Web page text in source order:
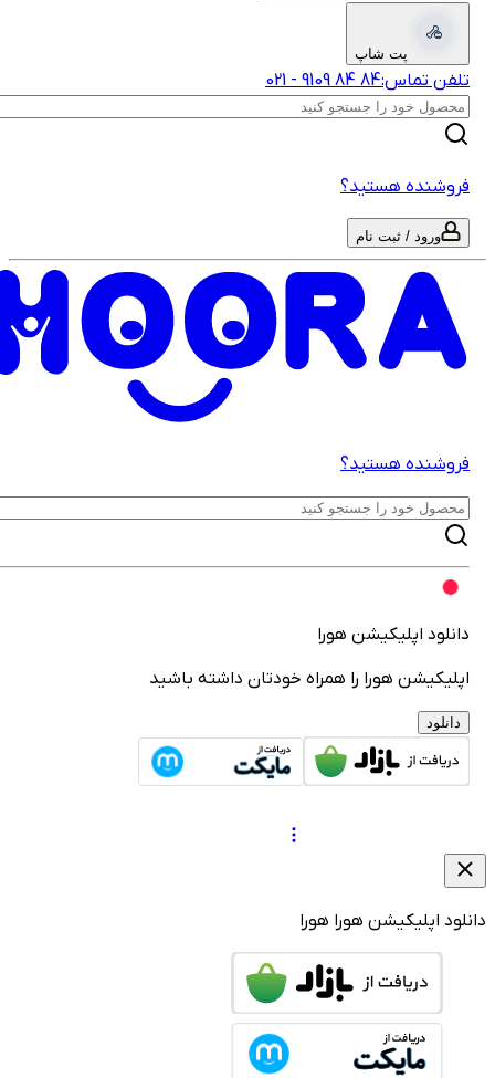
پت شاپ
تماس: 021-‎9109‎ ‎84‎ ‎84‎
هستید؟
ورود / ثبت نام
هستید؟
اپلیکیشن هورا
هورا را همراه خودتان داشته باشید
دانلود
اپلیکیشن هوراهورا